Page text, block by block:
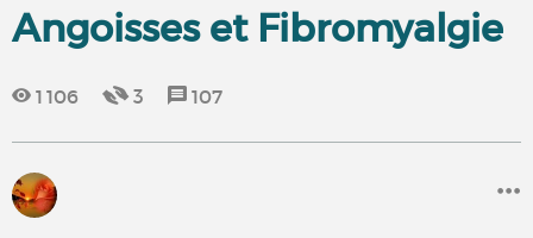
Angoisses et Fibromyalgie
1 106 3 107